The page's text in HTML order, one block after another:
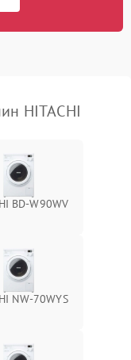
HITACHI
BD-W90WV
NW-70WYS